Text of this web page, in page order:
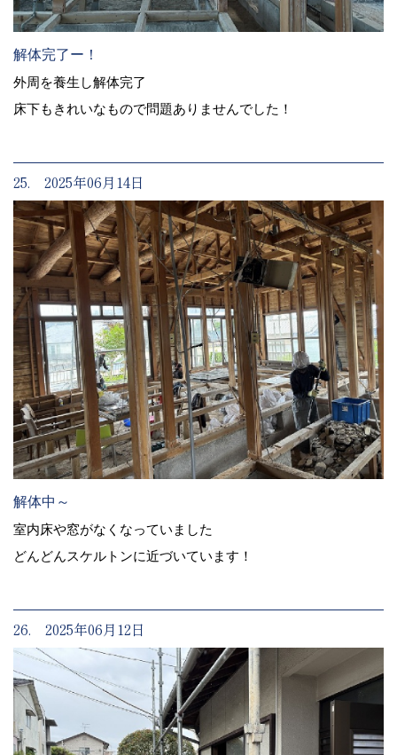
解体完了ー！
外周を養生し解体完了
床下もきれいなもので問題ありませんでした！
25. 2025年06月14日
解体中～
室内床や窓がなくなっていました
どんどんスケルトンに近づいています！
26. 2025年06月12日